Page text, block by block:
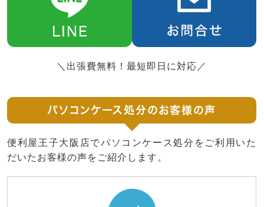
＼出張費無料！最短即日に対応／
パソコンケース処分のお客様の声
便利屋王子大阪店でパソコンケース処分をご利用いた
だいたお客様の声をご紹介します。